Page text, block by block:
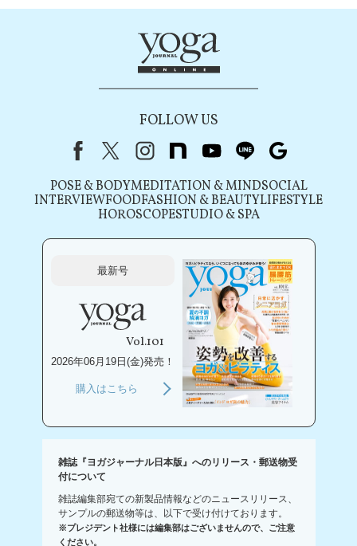
FOLLOW US
FacebookX（旧Twitter）
instagram
note youtubeline
POSE & BODYMEDITATION & MINDSOCIAL
INTERVIEWFOODFASHION & BEAUTYLIFESTYLE
HOROSCOPESTUDIO & SPA
最新号
Vol.101
2026年06月19日(金)発売！
購入はこちら
雑誌『ヨガジャーナル日本版』へのリリース・郵送物受
付について
雑誌編集部宛ての新製品情報などのニュースリリース、
サンプルの郵送物等は、以下で受け付けております。
※プレジデント社様には編集部はございませんので、ご注意
ください。